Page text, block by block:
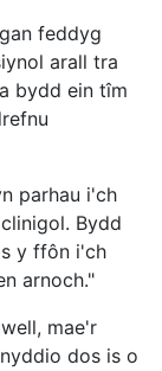
feddyg
arall tra
bydd ein tîm
parhau i'ch
Bydd
y ffôn i'ch
arnoch."
mae'r
dos is o